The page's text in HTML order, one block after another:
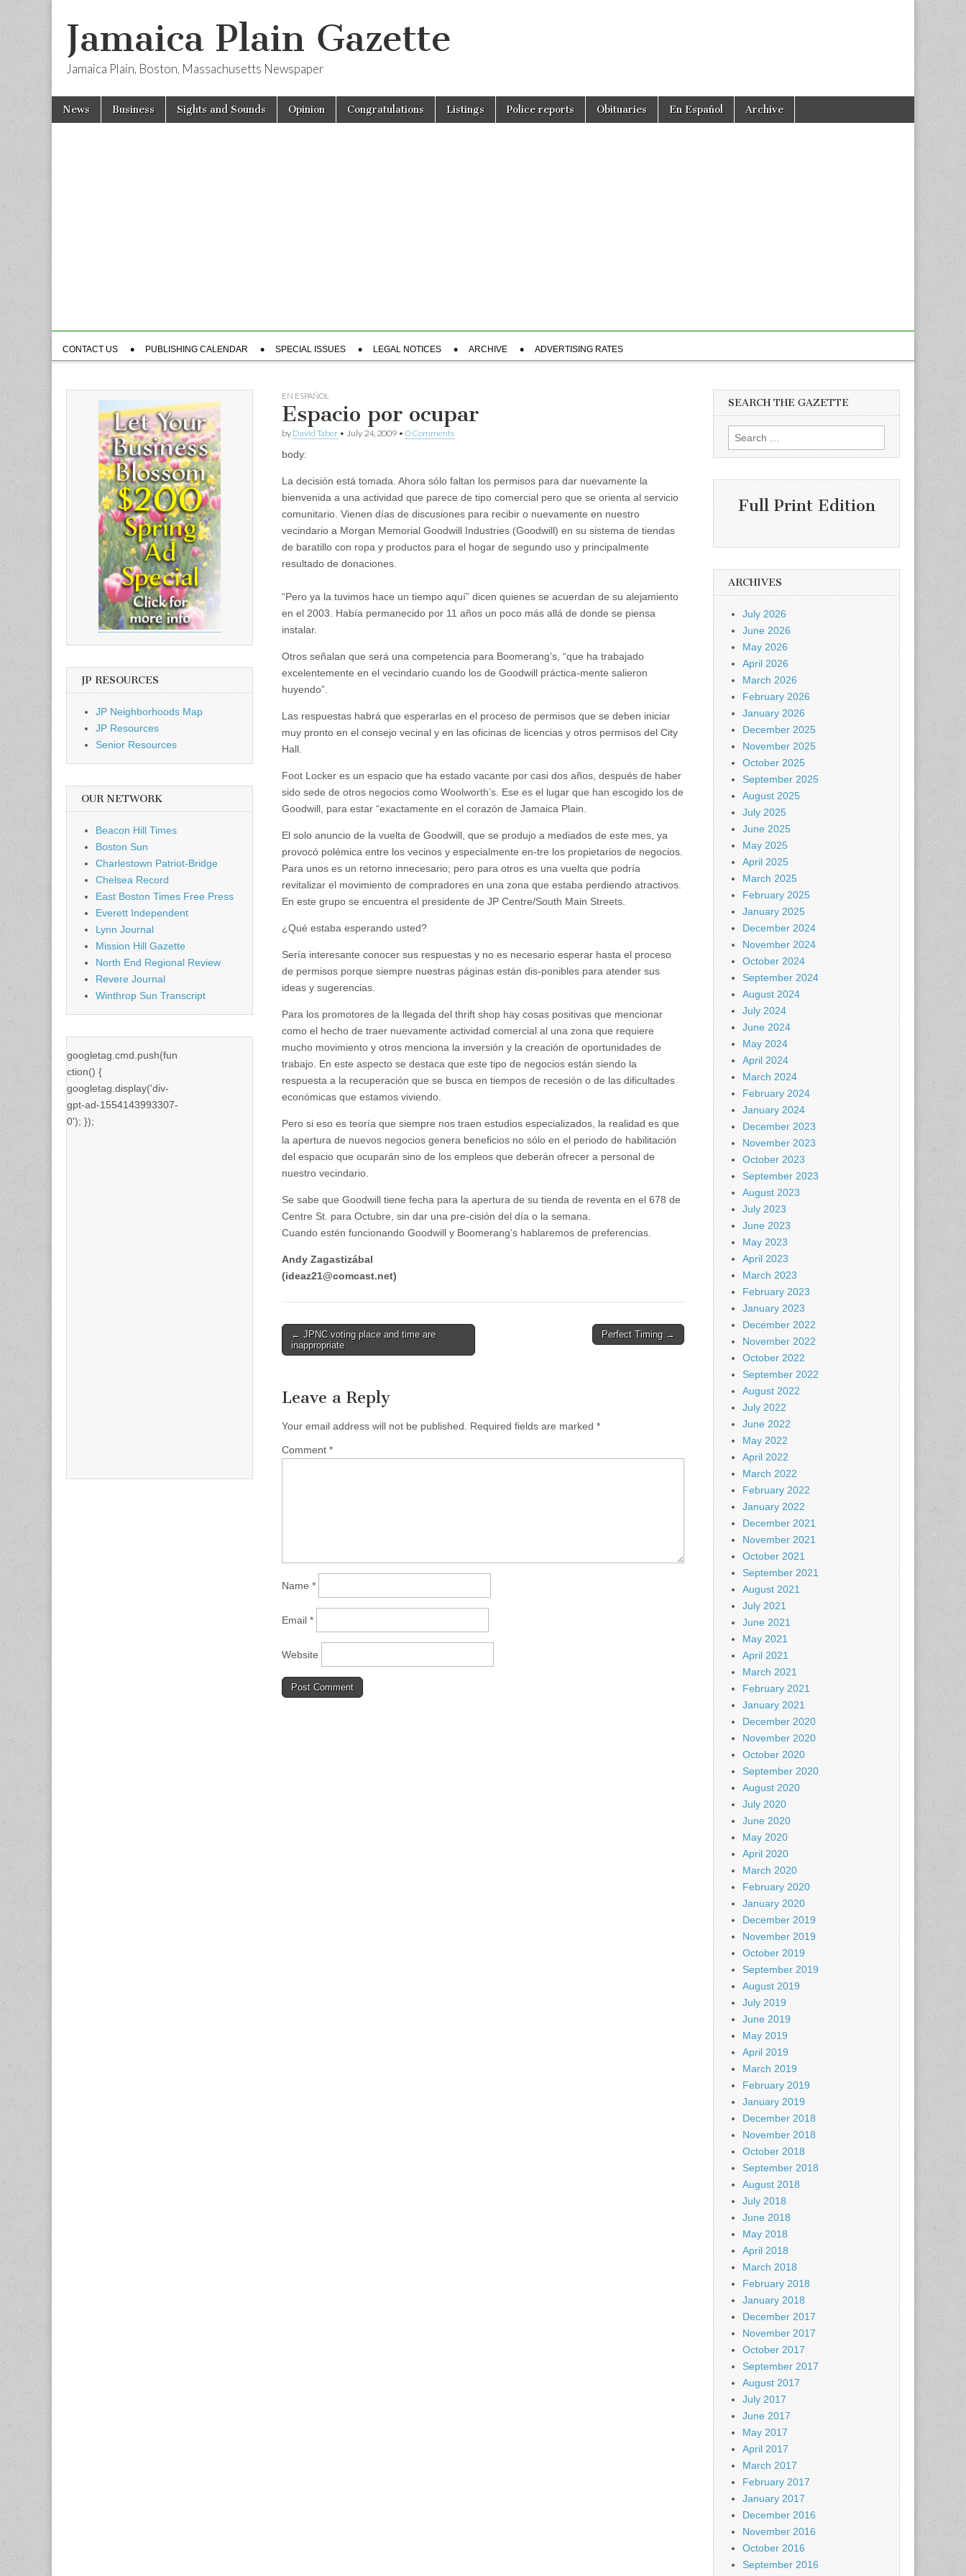
Jamaica Plain Gazette
Jamaica Plain, Boston, Massachusetts Newspaper
Main
menu
Skip
News Business Sights and Sounds Opinion Congratulations Listings Police reports Obituaries En Español Archive
Sub
menu
CONTACT US PUBLISHING CALENDAR SPECIAL ISSUES LEGAL NOTICES ARCHIVE ADVERTISING RATES
EN ESPAÑOL
Espacio por ocupar
by David Taber • July 24, 2009 • 0 Comments
body:
La decisión está tomada. Ahora sólo faltan los permisos para dar nuevamente la
bienvenida a una actividad que parece de tipo comercial pero que se orienta al servicio
comunitario. Vienen días de discusiones para recibir o nuevamente en nuestro
vecindario a Morgan Memorial Goodwill Industries (Goodwill) en su sistema de tiendas
de baratillo con ropa y productos para el hogar de segundo uso y principalmente
resultado de donaciones.
“Pero ya la tuvimos hace un tiempo aquí” dicen quienes se acuerdan de su alejamiento
en el 2003. Había permanecido por 11 años un poco más allá de donde se piensa
instalar.
Otros señalan que será una competencia para Boomerang’s, “que ha trabajado
excelentemente en el vecindario cuando los de Goodwill práctica-mente salieron
huyendo”.
Las respuestas habrá que esperarlas en el proceso de permisos que se deben iniciar
muy pronto en el consejo vecinal y en las oficinas de licencias y otros permisos del City
Hall.
Foot Locker es un espacio que ha estado vacante por casi dos años, después de haber
sido sede de otros negocios como Woolworth’s. Ese es el lugar que han escogido los de
Goodwill, para estar “exactamente en el corazón de Jamaica Plain.
El solo anuncio de la vuelta de Goodwill, que se produjo a mediados de este mes, ya
provocó polémica entre los vecinos y especialmente en-tre los propietarios de negocios.
Para unos es un retorno innecesario; pero para otros es una vuelta que podría
revitalizar el movimiento de compradores en una zona que estaba perdiendo atractivos.
En este grupo se encuentra el presidente de JP Centre/South Main Streets.
¿Qué estaba esperando usted?
Sería interesante conocer sus respuestas y no es necesario esperar hasta el proceso
de permisos porque siempre nuestras páginas están dis-ponibles para atender sus
ideas y sugerencias.
Para los promotores de la llegada del thrift shop hay cosas positivas que mencionar
como el hecho de traer nuevamente actividad comercial al una zona que requiere
mucho movimiento y otros menciona la inversión y la creación de oportunidades de
trabajo. En este aspecto se destaca que este tipo de negocios están siendo la
respuesta a la recuperación que se busca en tiempos de recesión o de las dificultades
económicas que estamos viviendo.
Pero si eso es teoría que siempre nos traen estudios especializados, la realidad es que
la apertura de nuevos negocios genera beneficios no sólo en el periodo de habilitación
del espacio que ocuparán sino de los empleos que deberán ofrecer a personal de
nuestro vecindario.
Se sabe que Goodwill tiene fecha para la apertura de su tienda de reventa en el 678 de
Centre St. para Octubre, sin dar una pre-cisión del día o la semana.
Cuando estén funcionando Goodwill y Boomerang’s hablaremos de preferencias.
Andy Zagastizábal
(ideaz21@comcast.net)
Post
navigation
← JPNC voting place and time are
inappropriate
Perfect Timing →
Leave a Reply
Your email address will not be published. Required fields are marked *
Comment *
Name *
Email *
Website
JP RESOURCES
JP Neighborhoods Map
JP Resources
Senior Resources
OUR NETWORK
Beacon Hill Times
Boston Sun
Charlestown Patriot-Bridge
Chelsea Record
East Boston Times Free Press
Everett Independent
Lynn Journal
Mission Hill Gazette
North End Regional Review
Revere Journal
Winthrop Sun Transcript
googletag.cmd.push(fun
ction() {
googletag.display('div-
gpt-ad-1554143993307-
0'); });
SEARCH THE GAZETTE
Search
for:
Full Print Edition
ARCHIVES
July 2026
June 2026
May 2026
April 2026
March 2026
February 2026
January 2026
December 2025
November 2025
October 2025
September 2025
August 2025
July 2025
June 2025
May 2025
April 2025
March 2025
February 2025
January 2025
December 2024
November 2024
October 2024
September 2024
August 2024
July 2024
June 2024
May 2024
April 2024
March 2024
February 2024
January 2024
December 2023
November 2023
October 2023
September 2023
August 2023
July 2023
June 2023
May 2023
April 2023
March 2023
February 2023
January 2023
December 2022
November 2022
October 2022
September 2022
August 2022
July 2022
June 2022
May 2022
April 2022
March 2022
February 2022
January 2022
December 2021
November 2021
October 2021
September 2021
August 2021
July 2021
June 2021
May 2021
April 2021
March 2021
February 2021
January 2021
December 2020
November 2020
October 2020
September 2020
August 2020
July 2020
June 2020
May 2020
April 2020
March 2020
February 2020
January 2020
December 2019
November 2019
October 2019
September 2019
August 2019
July 2019
June 2019
May 2019
April 2019
March 2019
February 2019
January 2019
December 2018
November 2018
October 2018
September 2018
August 2018
July 2018
June 2018
May 2018
April 2018
March 2018
February 2018
January 2018
December 2017
November 2017
October 2017
September 2017
August 2017
July 2017
June 2017
May 2017
April 2017
March 2017
February 2017
January 2017
December 2016
November 2016
October 2016
September 2016